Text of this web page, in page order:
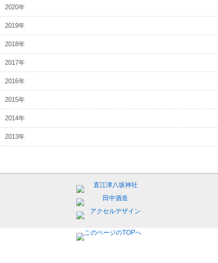
2020年
2019年
2018年
2017年
2016年
2015年
2014年
2013年